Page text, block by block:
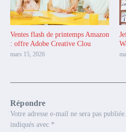
Ventes flash de printemps Amazon
: offre Adobe Creative Clou
mars 15, 2026
Répondre
Votre adresse e-mail ne sera pas publiée.
indiqués avec *